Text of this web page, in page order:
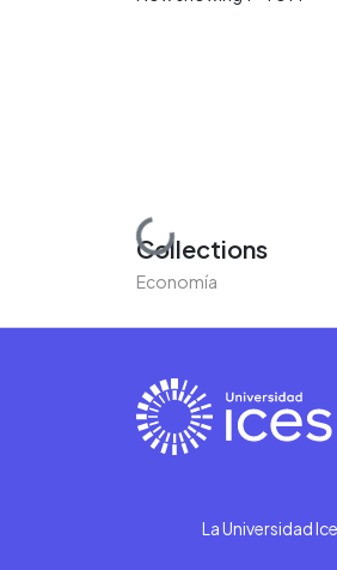
Loading...Collections
Economía
La Universidad